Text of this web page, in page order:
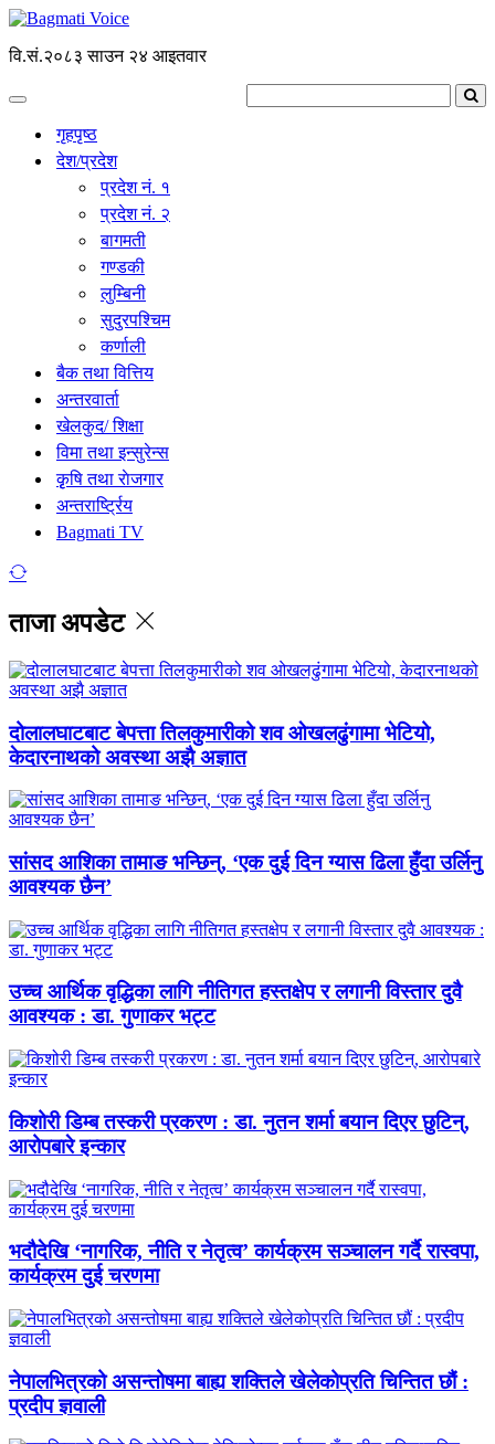
वि.सं.२०८३ साउन २४ आइतवार
गृहपृष्ठ
देश/प्रदेश
प्रदेश नं. १
प्रदेश नं. २
बागमती
गण्डकी
लुम्बिनी
सुदुरपश्चिम
कर्णाली
बैक तथा वित्तिय
अन्तरवार्ता
खेलकुद/ शिक्षा
विमा तथा इन्सुरेन्स
कृृषि तथा राेजगार
अन्तरार्ष्ट्रिय
Bagmati TV
ताजा अपडेट
दोलालघाटबाट बेपत्ता तिलकुमारीको शव ओखलढुंगामा भेटियो,
केदारनाथको अवस्था अझै अज्ञात
सांसद आशिका तामाङ भन्छिन्, ‘एक दुई दिन ग्यास ढिला हुँदा उर्लिनु
आवश्यक छैन’
उच्च आर्थिक वृद्धिका लागि नीतिगत हस्तक्षेप र लगानी विस्तार दुवै
आवश्यक : डा. गुणाकर भट्ट
किशोरी डिम्ब तस्करी प्रकरण : डा. नुतन शर्मा बयान दिएर छुटिन्,
आरोपबारे इन्कार
भदौदेखि ‘नागरिक, नीति र नेतृत्व’ कार्यक्रम सञ्चालन गर्दै रास्वपा,
कार्यक्रम दुई चरणमा
नेपालभित्रको असन्तोषमा बाह्य शक्तिले खेलेकोप्रति चिन्तित छौं :
प्रदीप ज्ञवाली